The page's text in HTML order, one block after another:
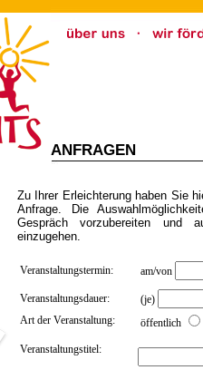
ANFRAGEN
Zu Ihrer Erleichterung haben Sie
Anfrage. Die
Gespräch vorzubereiten und
einzugehen.
Veranstaltungstermin: am/von
Veranstaltungsdauer:
(je)
Art der Veranstaltung:
öffentlich
Veranstaltungstitel: